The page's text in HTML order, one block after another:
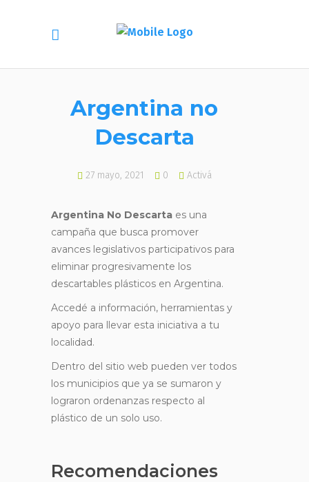
Argentina no
Descarta
27 mayo, 2021 0 Activá
Argentina No Descarta es una
campaña que busca promover
avances legislativos participativos para
eliminar progresivamente los
descartables plásticos en Argentina.
Accedé a información, herramientas y
apoyo para llevar esta iniciativa a tu
localidad.
Dentro del sitio web pueden ver todos
los municipios que ya se sumaron y
lograron ordenanzas respecto al
plástico de un solo uso.
Recomendaciones